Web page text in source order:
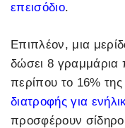
επεισόδιο.
Επιπλέον, μια
δώσει 8 γραμμάρια
περίπου το 16%
διατροφής για
προσφέρουν